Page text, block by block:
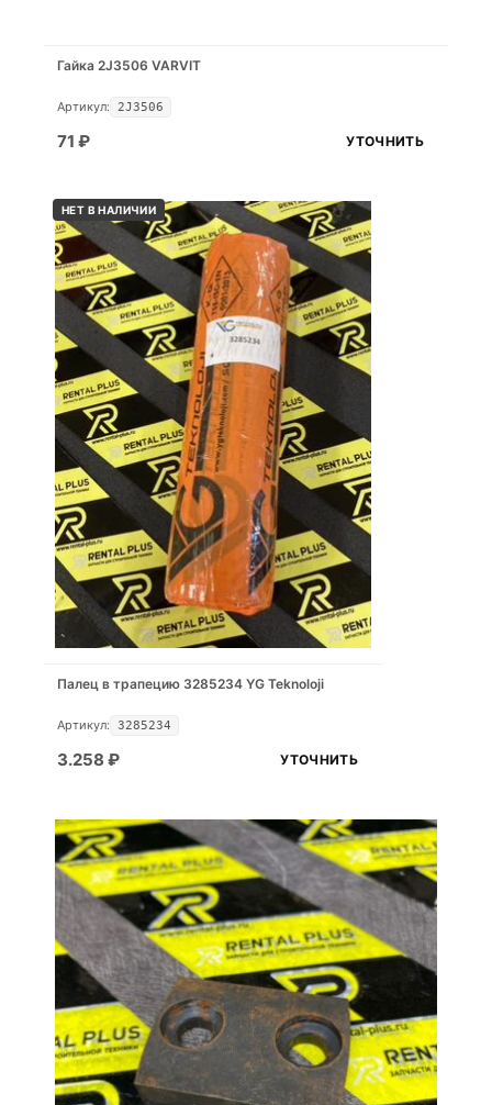
Гайка 2J3506 VARVIT
Артикул: 2J3506
71 ₽ УТОЧНИТЬ
НЕТ В НАЛИЧИИ
Палец в трапецию 3285234 YG Teknoloji
Артикул: 3285234
3.258 ₽ УТОЧНИТЬ